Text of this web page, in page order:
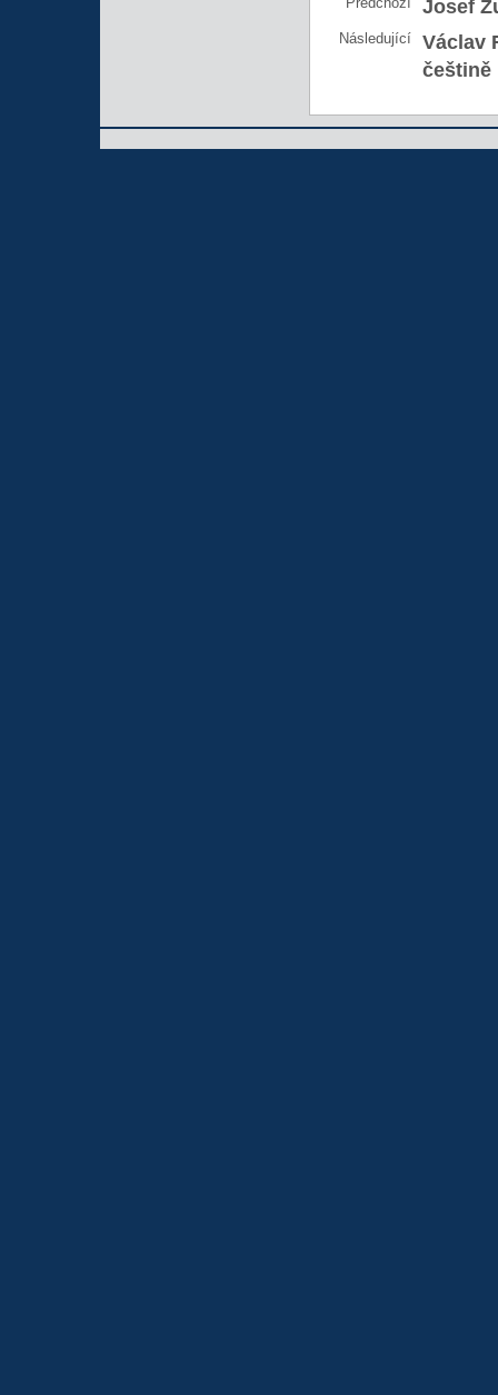
Josef
Následující
Václav
češtině